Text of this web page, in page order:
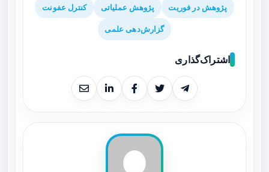
پژوهش در فوریت پژوهش عملیاتی کنترل عفونت
گزارش‌دهی علمی
اشتراک‌گذاری